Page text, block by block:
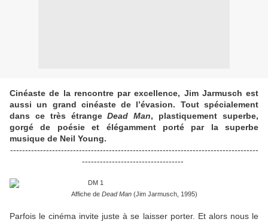
Cinéaste de la rencontre par excellence, Jim Jarmusch est
aussi un grand cinéaste de l’évasion. Tout spécialement
dans ce très étrangeDead Man, plastiquement superbe,
gorgé de poésie et élégamment porté par la superbe
musique de Neil Young.
-----------------------------------------------------------------------------------
----------------------------------
Affiche de Dead Man(Jim Jarmusch, 1995)
Parfois le cinéma invite juste à se laisser porter. Et alors nous le